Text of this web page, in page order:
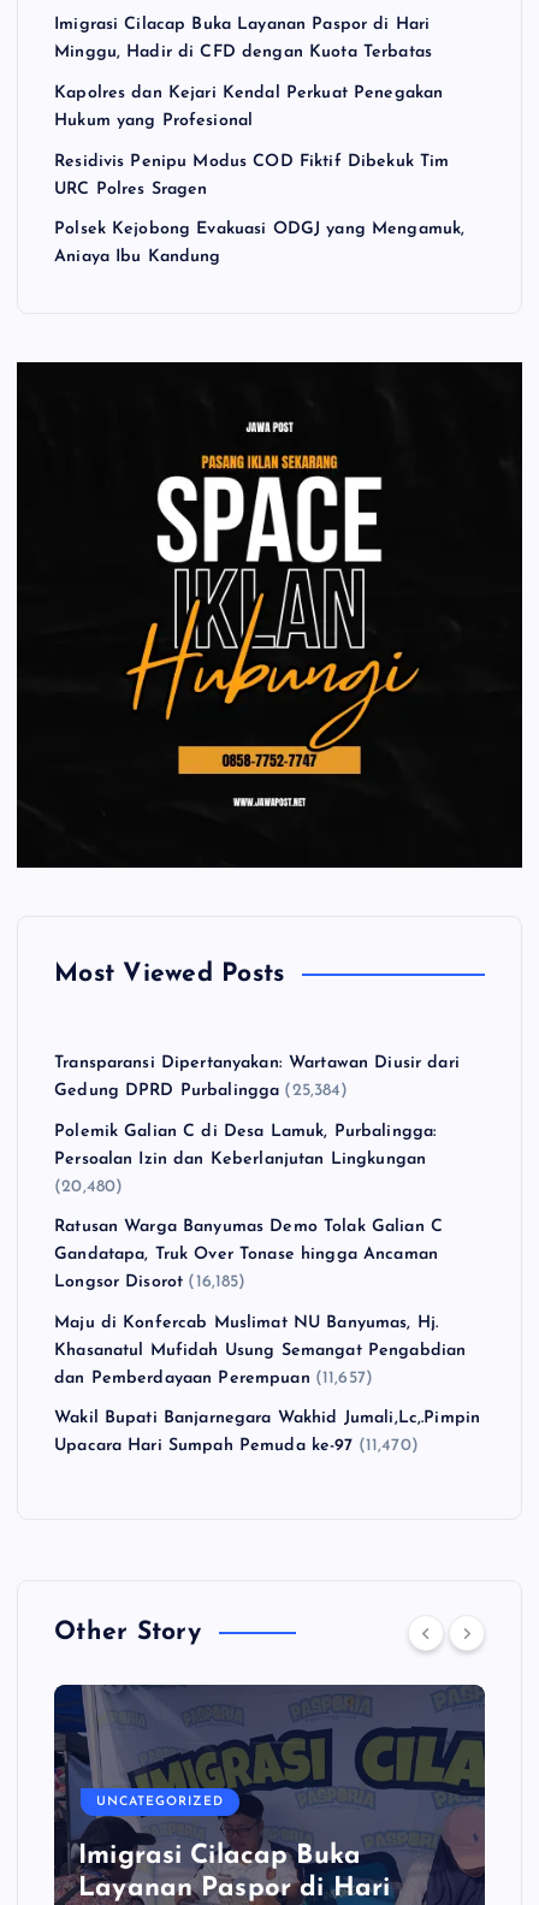
Imigrasi Cilacap Buka Layanan Paspor di Hari
Minggu, Hadir di CFD dengan Kuota Terbatas
Kapolres dan Kejari Kendal Perkuat Penegakan
Hukum yang Profesional
Residivis Penipu Modus COD Fiktif Dibekuk Tim
URC Polres Sragen
Polsek Kejobong Evakuasi ODGJ yang Mengamuk,
Aniaya Ibu Kandung
Most Viewed Posts
Transparansi Dipertanyakan: Wartawan Diusir dari
Gedung DPRD Purbalingga (25,384)
Polemik Galian C di Desa Lamuk, Purbalingga:
Persoalan Izin dan Keberlanjutan Lingkungan
(20,480)
Ratusan Warga Banyumas Demo Tolak Galian C
Gandatapa, Truk Over Tonase hingga Ancaman
Longsor Disorot (16,185)
Maju di Konfercab Muslimat NU Banyumas, Hj.
Khasanatul Mufidah Usung Semangat Pengabdian
dan Pemberdayaan Perempuan (11,657)
Wakil Bupati Banjarnegara Wakhid Jumali,Lc,.Pimpin
Upacara Hari Sumpah Pemuda ke-97 (11,470)
Other Story
UNCATEGORIZED
Imigrasi Cilacap Buka
Layanan Paspor di Hari